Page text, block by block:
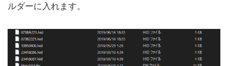
ルダーに入れます。